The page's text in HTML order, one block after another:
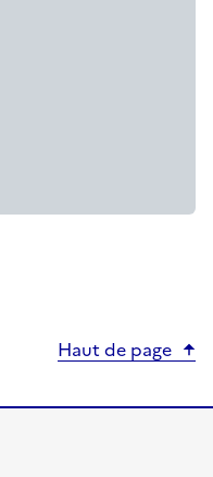
Haut de page